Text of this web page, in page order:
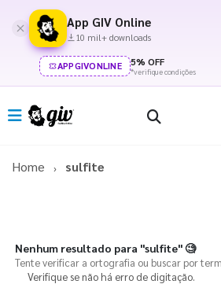
App GIV Online
10 mil+ downloads
APPGIVONLINE 5% OFF
*verifique condições
Home sulfite
Nenhum resultado para "sulfite"🧐
Tente verificar a ortografia ou buscar por
Verifique se não há erro de digitação.